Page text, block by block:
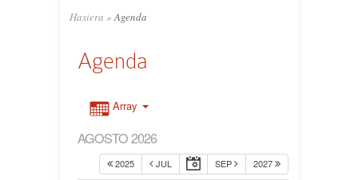
Hasiera » Agenda
Agenda
Array
AGOSTO 2026
2025 JUL SEP 2027